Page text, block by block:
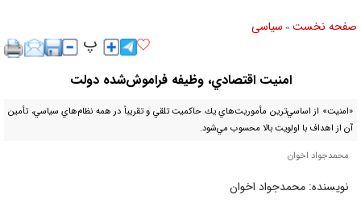
صفحه نخست » سياسی
امنيت اقتصادي، وظيفه فراموش‌شده دولت
«امنيت» از اساسي‌ترين مأموريت‌هاي يك حاكميت تلقي و تقريباً در همه نظام‌هاي سياسي، تأمين
آن از اهداف با اولويت بالا محسوب مي‌شود.
محمدجواد اخوان
نویسنده: محمدجواد اخوان